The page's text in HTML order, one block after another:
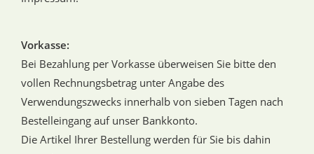
Vorkasse:
Bei Bezahlung per Vorkasse überweisen Sie bitte den
vollen Rechnungsbetrag unter Angabe des
Verwendungszwecks innerhalb von sieben Tagen nach
Bestelleingang auf unser Bankkonto.
Die Artikel Ihrer Bestellung werden für Sie bis dahin